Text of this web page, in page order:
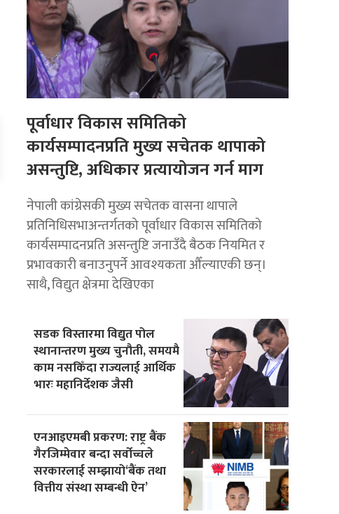
पूर्वाधार विकास समितिको
कार्यसम्पादनप्रति मुख्य सचेतक थापाको
असन्तुष्टि, अधिकार प्रत्यायोजन गर्न माग
नेपाली कांग्रेसकी मुख्य सचेतक वासना थापाले
प्रतिनिधिसभाअन्तर्गतको पूर्वाधार विकास समितिको
कार्यसम्पादनप्रति असन्तुष्टि जनाउँदै बैठक नियमित र
प्रभावकारी बनाउनुपर्ने आवश्यकता औँल्याएकी छन्।
साथै, विद्युत क्षेत्रमा देखिएका
सडक विस्तारमा विद्युत पोल
स्थानान्तरण मुख्य चुनौती, समयमै
काम नसकिँदा राज्यलाई आर्थिक
भारः महानिर्देशक जैसी
एनआइएमबी प्रकरण: राष्ट्र बैंक
गैरजिम्मेवार बन्दा सर्वोच्चले
सरकारलाई सम्झायो‘बैंक तथा
वित्तीय संस्था सम्बन्धी ऐन’